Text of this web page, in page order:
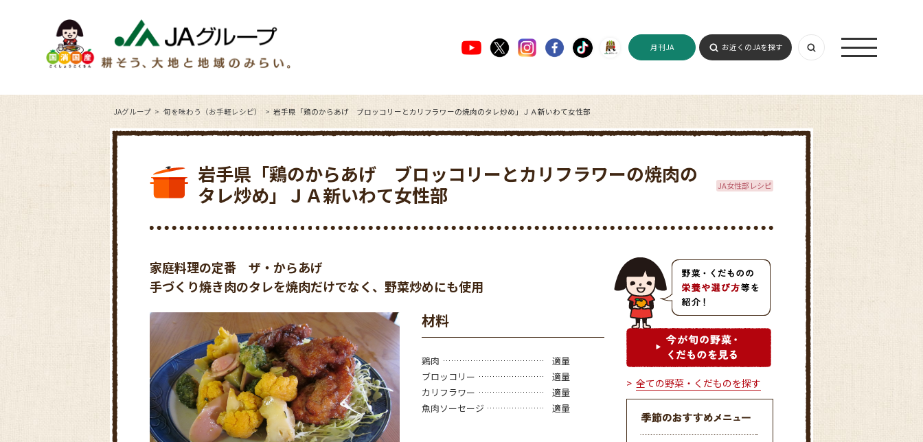
月刊JA お近くのJAを探す
JAグループ 旬を味わう（お手軽レシピ） 岩手県「鶏のからあげ ブロッコリーとカリフラワーの焼肉のタレ炒め」ＪＡ新いわて女性部
岩手県「鶏のからあげ ブロッコリーとカリフラワーの焼肉の
タレ炒め」ＪＡ新いわて女性部
JA女性部レシピ
家庭料理の定番 ザ・からあげ
手づくり焼き肉のタレを焼肉だけでなく、野菜炒めにも使用
材料
鶏肉
適量
ブロッコリー
適量
カリフラワー
適量
魚肉ソーセージ
適量
全ての野菜・くだものを探す